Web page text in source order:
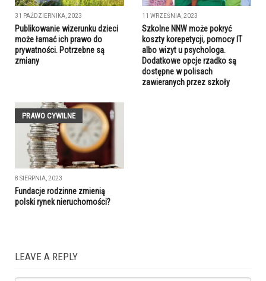
31 PAŹDZIERNIKA, 2023
Publikowanie wizerunku dzieci
może łamać ich prawo do
prywatności. Potrzebne są
zmiany
11 WRZEŚNIA, 2023
Szkolne NNW może pokryć
koszty korepetycji, pomocy IT
albo wizyt u psychologa.
Dodatkowe opcje rzadko są
dostępne w polisach
zawieranych przez szkoły
PRAWO CYWILNE
8 SIERPNIA, 2023
Fundacje rodzinne zmienią
polski rynek nieruchomości?
LEAVE A REPLY